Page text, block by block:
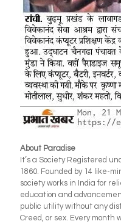
About Paradise
It’s a Society Registered
1860. Founded by 14 like-
society works in India for
education and
public utility without any
Creed, or sex. Every month